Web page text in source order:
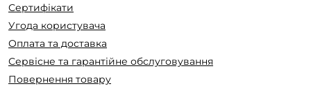
Сертифікати
Угода користувача
Оплата та доставка
Сервісне та гарантійне обслуговування
Повернення товару